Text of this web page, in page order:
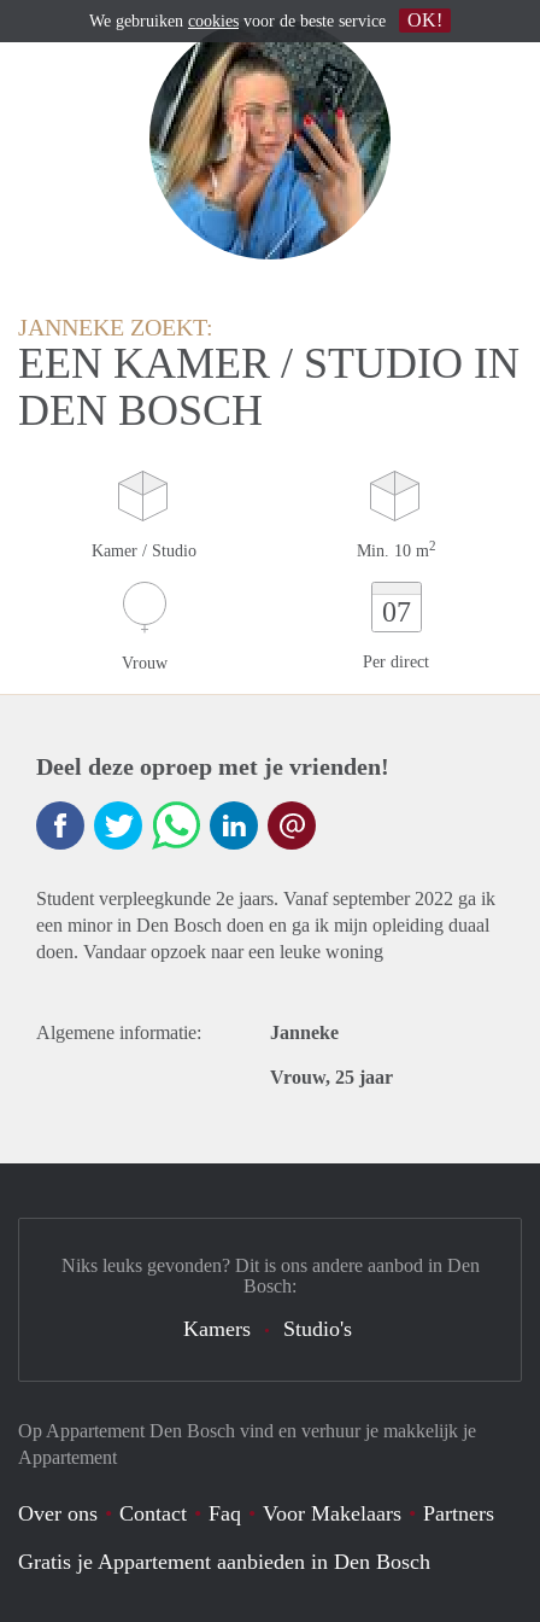
JANNEKE ZOEKT:
EEN KAMER / STUDIO IN
DEN BOSCH
Kamer / Studio Min. 10 m2
Vrouw
07
Per direct
Deel deze oproep met je vrienden!
Student verpleegkunde 2e jaars. Vanaf september 2022 ga ik
een minor in Den Bosch doen en ga ik mijn opleiding duaal
doen. Vandaar opzoek naar een leuke woning
Algemene informatie: Janneke
Vrouw, 25 jaar
Op Appartement Den Bosch vind en verhuur je makkelijk je
Appartement
Over ons Contact Faq Voor Makelaars
Partners
Gratis je Appartement aanbieden in Den Bosch
Niks leuks gevonden? Dit is ons andere aanbod in Den
Bosch:
Kamers Studio's
We gebruiken cookies voor de beste service OK!